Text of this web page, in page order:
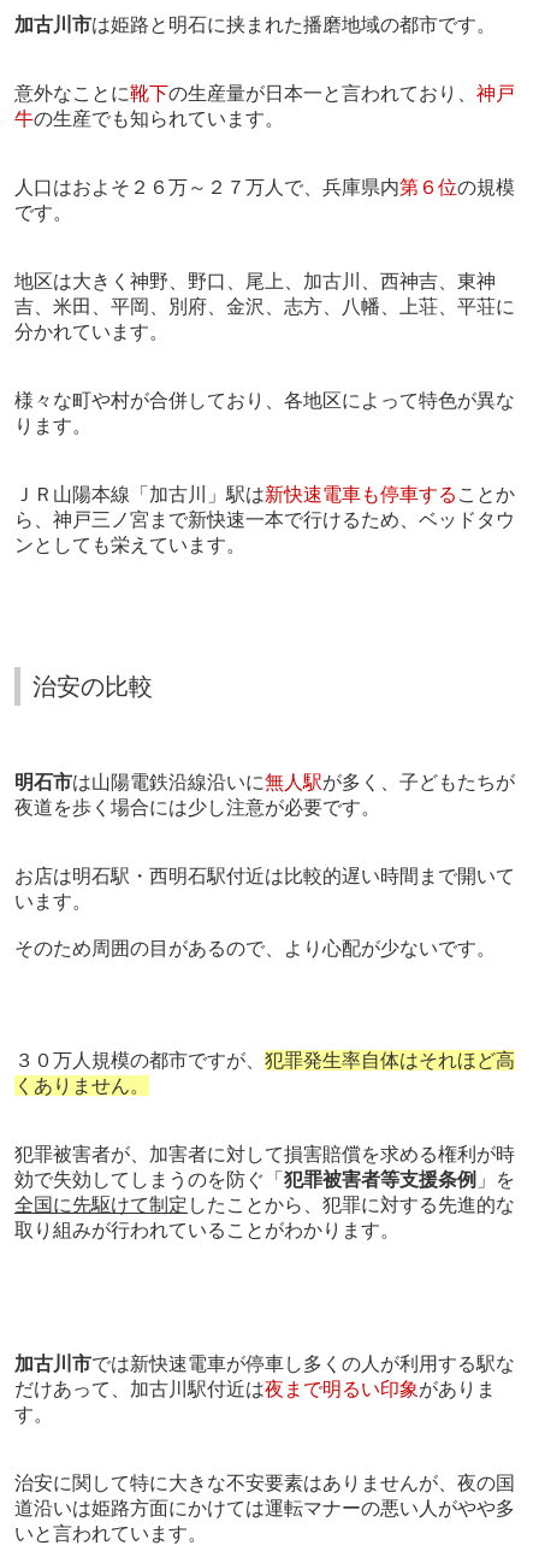
加古川市は姫路と明石に挟まれた播磨地域の都市です。
意外なことに靴下の生産量が日本一と言われており、 神戸
牛の生産でも知られています。
人口はおよそ２６万～２７万人で、兵庫県内第６位の規模
です。
地区は大きく神野、野口、尾上、加古川、西神吉、東神
吉、米田、平岡、別府、金沢、志方、八幡、上荘、平荘に
分かれています。
様々な町や村が合併しており、各地区によって特色が異な
ります。
ＪＲ山陽本線「加古川」駅は新快速電車も停車する ことか
ら、神戸三ノ宮まで新快速一本で行けるため、ベッドタウ
ンとしても栄えています。
治安の比較
明石市は山陽電鉄沿線沿いに無人駅が多く、子どもたちが
夜道を歩く場合には少し注意が必要です。
お店は明石駅・西明石駅付近は比較的遅い時間まで開いて
います。
そのため周囲の目があるので、より心配が少ないです。
３０万人規模の都市ですが、 犯罪発生率自体はそれほど高
くありません。
犯罪被害者が、加害者に対して損害賠償を求める権利が時
効で失効してしまうのを防ぐ「 犯罪被害者等支援条例 」を
全国に先駆けて制定 したことから、犯罪に対する先進的な
取り組みが行われていることがわかります。
加古川市では新快速電車が停車し多くの人が利用する駅な
だけあって、加古川駅付近は夜まで明るい印象がありま
す。
治安に関して特に大きな不安要素はありませんが、夜の国
道沿いは姫路方面にかけては運転マナーの悪い人がやや多
いと言われています。